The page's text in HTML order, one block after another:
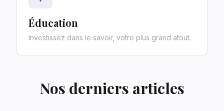
Éducation
Investissez dans le savoir, votre plus grand atout.
Nos derniers articles